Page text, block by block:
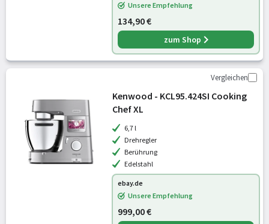
Unsere Empfehlung
134,90 €
zum Shop
Vergleichen
Kenwood - KCL95.424SI Cooking
Chef XL
6,7 l
Drehregler
Berührung
Edelstahl
ebay.de
Unsere Empfehlung
999,00 €